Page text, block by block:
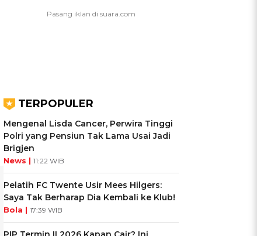
TERPOPULER
Mengenal Lisda Cancer, Perwira Tinggi
Polri yang Pensiun Tak Lama Usai Jadi
Brigjen
News | 11:22 WIB
Pelatih FC Twente Usir Mees Hilgers:
Saya Tak Berharap Dia Kembali ke Klub!
Bola | 17:39 WIB